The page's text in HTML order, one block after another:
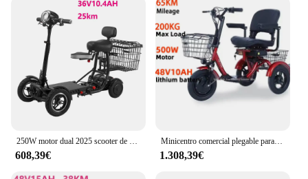
608,39€
Minicentro comercial plegable para personas mayores, patinete eléctrico de 3 ruedas, portátil, con reposabrazos, cesta de almacenamiento grande
1.308,39€